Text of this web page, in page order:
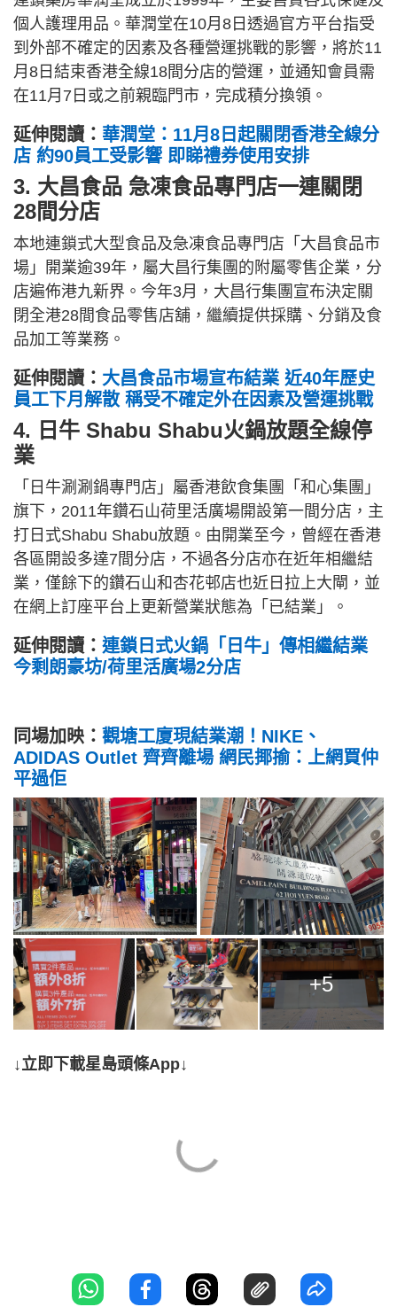
個人護理用品。華潤堂在10月8日透過官方平台指受
到外部不確定的因素及各種營運挑戰的影響，將於11
月8日結束香港全線18間分店的營運，並通知會員需
在11月7日或之前親臨門市，完成積分換領。
延伸閱讀： 華潤堂：11月8日起關閉香港全線分
店 約90員工受影響 即睇禮券使用安排
3. 大昌食品 急凍食品專門店一連關閉
28間分店
本地連鎖式大型食品及急凍食品專門店「大昌食品市
場」開業逾39年，屬大昌行集團的附屬零售企業，分
店遍佈港九新界。今年3月，大昌行集團宣布決定關
閉全港28間食品零售店舖，繼續提供採購、分銷及食
品加工等業務。
延伸閱讀： 大昌食品市場宣布結業 近40年歷史
員工下月解散 稱受不確定外在因素及營運挑戰
4. 日牛 Shabu Shabu火鍋放題全線停
業
「日牛涮涮鍋專門店」屬香港飲食集團「和心集團」
旗下，2011年鑽石山荷里活廣場開設第一間分店，主
打日式Shabu Shabu放題。由開業至今，曾經在香港
各區開設多達7間分店，不過各分店亦在近年相繼結
業，僅餘下的鑽石山和杏花邨店也近日拉上大閘，並
在網上訂座平台上更新營業狀態為「已結業」。
延伸閱讀： 連鎖日式火鍋「日牛」傳相繼結業
今剩朗豪坊/荷里活廣場2分店
同場加映： 觀塘工廈現結業潮！NIKE、
ADIDAS Outlet 齊齊離場 網民揶揄：上網買仲
平過佢
+5
↓立即下載星島頭條App↓